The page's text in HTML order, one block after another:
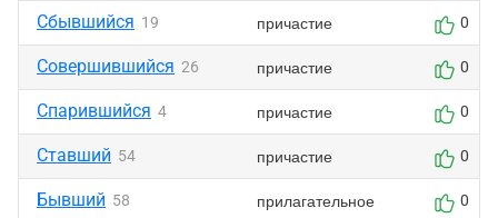
Сбывшийся 19 причастие 0
Совершившийся 26 причастие 0
Спарившийся 4 причастие 0
Ставший 54 причастие 0
Бывший 58 прилагательное 0